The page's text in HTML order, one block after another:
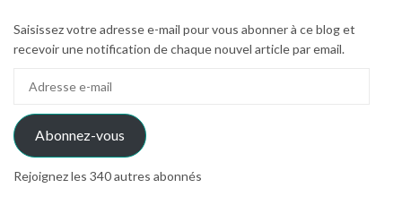
Saisissez votre adresse e-mail pour vous abonner à ce blog et
recevoir une notification de chaque nouvel article par email.
mail
Abonnez-vous
Rejoignez les 340 autres abonnés